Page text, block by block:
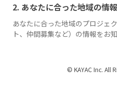
2. あなたに合った地域の情
あなたに合った地域のプロジェ
ト、仲間募集など）の情報をお知
© KAYAC Inc. All